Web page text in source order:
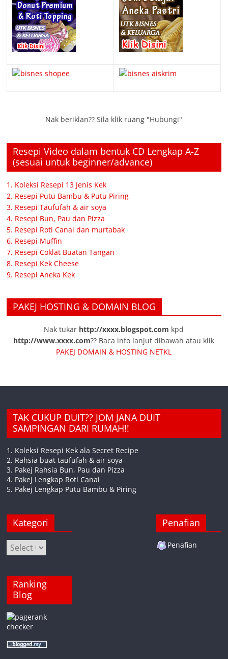
Nak beriklan?? Sila klik ruang "Hubungi"
Resepi Video dalam bentuk CD Lengkap A-Z
(sesuai untuk beginner/advance)
1. Koleksi Resepi 13 Jenis Kek
2. Resepi Putu Bambu & Putu Piring
3. Resepi Taufufah & air soya
4. Resepi Bun, Pau dan Pizza
5. Resepi Roti Canai dan murtabak
6. Resepi Muffin
7. Resepi Coklat Buatan Tangan
8. Resepi Kek Cheese
9. Resepi Aneka Kek
PAKEJ HOSTING & DOMAIN BLOG
Nak tukar http://xxxx.blogspot.com kpd
http://www.xxxx.com?? Baca info lanjut dibawah atau klik
PAKEJ DOMAIN & HOSTING NETKL
TAK CUKUP DUIT?? JOM JANA DUIT
SAMPINGAN DARI RUMAH!!
1. Koleksi Resepi Kek ala Secret Recipe
2. Rahsia buat taufufah & air soya
3. Pakej Rahsia Bun, Pau dan Pizza
4. Pakej Lengkap Roti Canai
5. Pakej Lengkap Putu Bambu & Piring
Kategori
Kategori
Ranking
Blog
Penafian
Penafian